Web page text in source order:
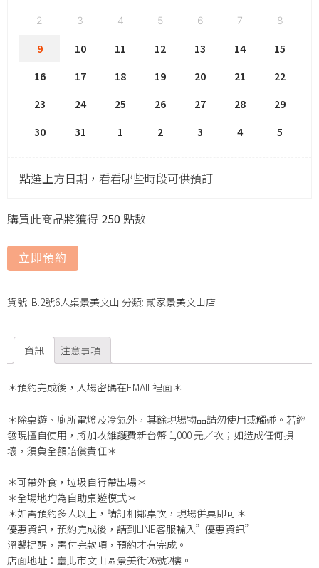
2 3 4 5 6 7 8
9 10 11 12 13 14
15
16
17 18 19 20 21
22
23
24 25 26 27 28
29
30
31 1 2 3 4 5
點選上方日期，看看哪些時段可供預訂
購買此商品將獲得 250 點數
立即預約
貨號: B.2號6人桌景美文山 分類: 貳家景美文山店
資訊 注意事項
＊預約完成後，入場密碼在EMAIL裡面＊
＊除桌遊、廁所電燈及冷氣外，其餘現場物品請勿使用或觸碰。若經
發現擅自使用，將加收維護費新台幣 1,000 元／次；如造成任何損
壞，須負全額賠償責任＊
＊可帶外食，垃圾自行帶出場＊
＊全場地均為自助桌遊模式＊
＊如需預約多人以上，請訂相鄰桌次，現場併桌即可＊
優惠資訊，預約完成後，請到LINE客服輸入”優惠資訊”
溫馨提醒，需付完款項，預約才有完成。
店面地址：臺北市文山區景美街26號2樓。